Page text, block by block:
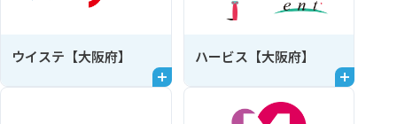
ウイステ【大阪府】 ハービス【大阪府】